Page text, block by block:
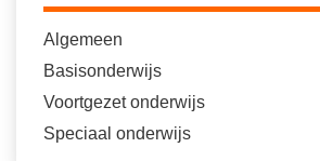
Algemeen
Basisonderwijs
Voortgezet onderwijs
Speciaal onderwijs